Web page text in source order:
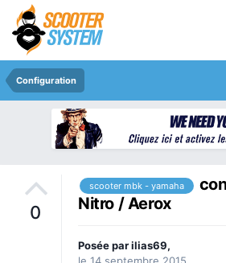
Configuration
0
scooter mbk - yamaha
Nitro / Aerox
Posée parilias69,